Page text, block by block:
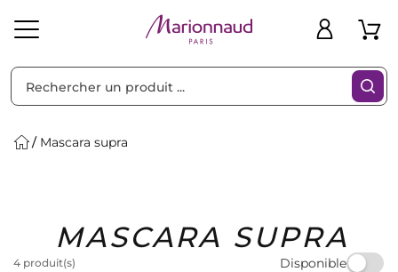
Solaire Homme Marques Idées
Cadeaux
Bons
Plans
Mascara supra
MASCARA SUPRA
4 produit(s) Disponible
Filtres